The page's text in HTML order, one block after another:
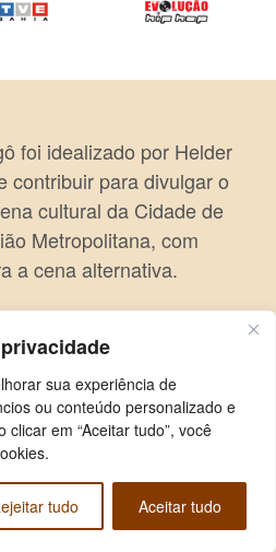
sua experiência de
ou conteúdo personalizado e
em “Aceitar tudo”, você
tudo Aceitar tudo
foi idealizado por Helder
contribuir para divulgar o
cultural da Cidade de
Metropolitana, com
a cena alternativa.
Todos os direitos reservados.